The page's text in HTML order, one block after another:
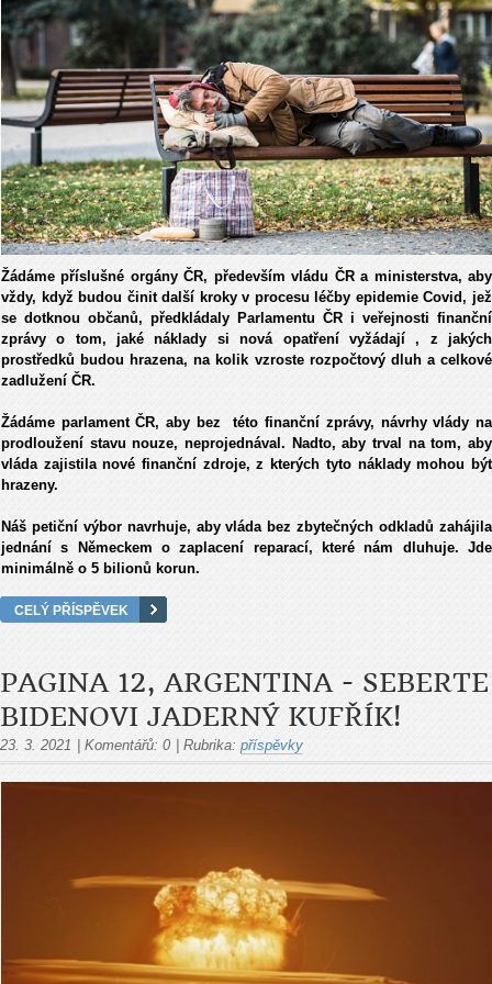
Žádáme příslušné orgány ČR, především vládu ČR a ministerstva, aby
vždy, když budou činit další kroky v procesu léčby epidemie Covid, jež
se dotknou občanů, předkládaly Parlamentu ČR i veřejnosti finanční
zprávy o tom, jaké náklady si nová opatření vyžádají , z jakých
prostředků budou hrazena, na kolik vzroste rozpočtový dluh a celkové
zadlužení ČR.
Žádáme parlament ČR, aby bez této finanční zprávy, návrhy vlády na
prodloužení stavu nouze, neprojednával. Nadto, aby trval na tom, aby
vláda zajistila nové finanční zdroje, z kterých tyto náklady mohou být
hrazeny.
Náš petiční výbor navrhuje, aby vláda bez zbytečných odkladů zahájila
jednání s Německem o zaplacení reparací, které nám dluhuje. Jde
minimálně o 5 bilionů korun.
CELÝ PŘÍSPĚVEK
PAGINA 12, ARGENTINA - SEBERTE
BIDENOVI JADERNÝ KUFŘÍK!
23. 3. 2021 | Komentářů: 0 | Rubrika: příspěvky